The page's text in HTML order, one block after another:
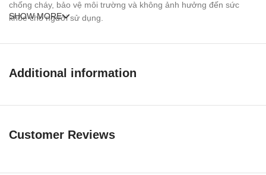
chống cháy, bảo vệ môi trường và không ảnh hưởng đến sức
khỏe cho người sử dụng.
Nhà phân phối chính thức nhất của cửa Sungyu tại Việt Nam có
SHOW MORE
Additional information
Customer Reviews